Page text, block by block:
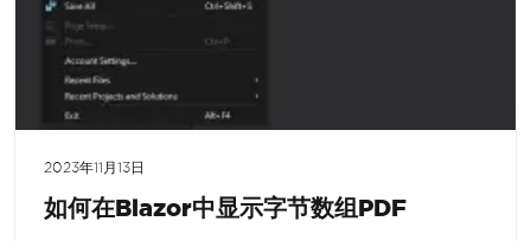
2023年11月13日
如何在Blazor中显示字节数组PDF